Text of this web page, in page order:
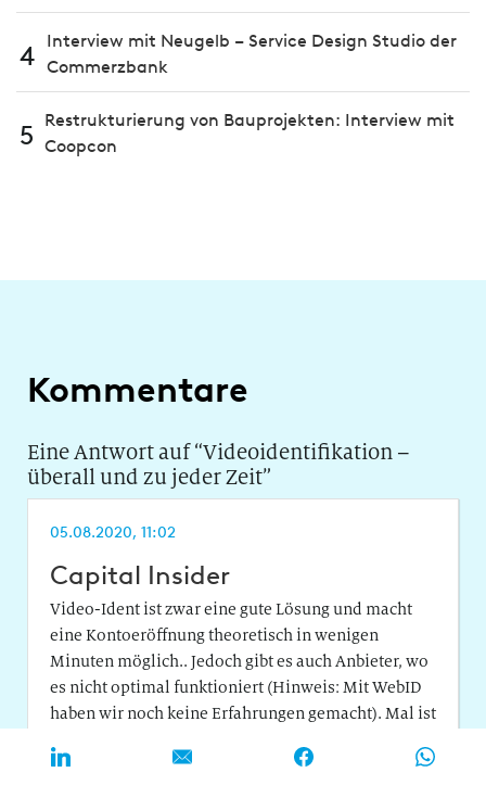
4
Interview mit Neugelb – Service Design Studio der
Commerzbank
5
Restrukturierung von Bauprojekten: Interview mit
Coopcon
Kommentare
Eine Antwort auf “Videoidentifikation –
überall und zu jeder Zeit”
05.08.2020, 11:02
Capital Insider
Video-Ident ist zwar eine gute Lösung und macht
eine Kontoeröffnung theoretisch in wenigen
Minuten möglich.. Jedoch gibt es auch Anbieter, wo
es nicht optimal funktioniert (Hinweis: Mit WebID
haben wir noch keine Erfahrungen gemacht). Mal ist
Verbindung zum Server.